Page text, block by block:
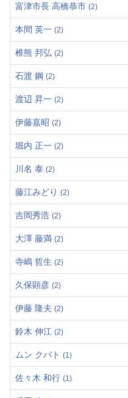
富津市長 高橋恭市 (2)
本間 英一 (2)
椎熊 邦弘 (2)
石渡 鋼 (2)
渡辺 昇一 (2)
伊藤嘉昭 (2)
堀内 正一 (2)
川名 泰 (2)
藤江みどり (2)
吉岡秀浩 (2)
大澤 藤満 (2)
寺嶋 哲生 (2)
久保顕彦 (2)
伊藤 隆夫 (2)
鈴木 伸江 (2)
ムン クバト (1)
佐々木 和行 (1)